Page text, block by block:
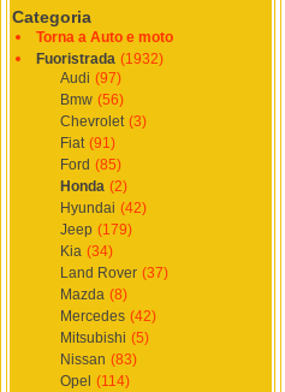
Categoria
Torna a Auto e moto
Fuoristrada (1932)
Audi (97)
Bmw (56)
Chevrolet (3)
Fiat (91)
Ford (85)
Honda (2)
Hyundai (42)
Jeep (179)
Kia (34)
Land Rover (37)
Mazda (8)
Mercedes (42)
Mitsubishi (5)
Nissan (83)
Opel (114)